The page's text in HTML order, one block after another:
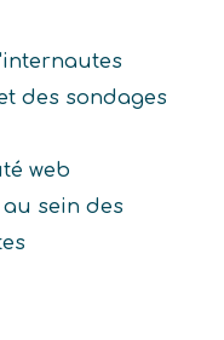
des sondages
web
sein des